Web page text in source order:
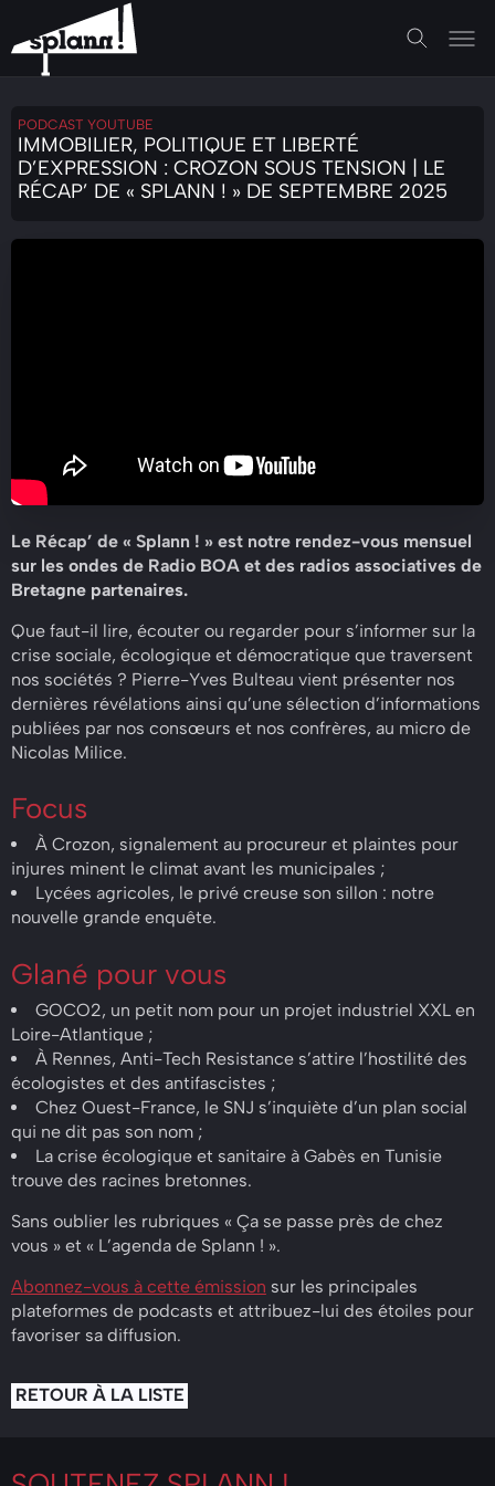
PODCAST YOUTUBE
IMMOBILIER, POLITIQUE ET LIBERTÉ
D’EXPRESSION : CROZON SOUS TENSION | LE
RÉCAP’ DE « SPLANN ! » DE SEPTEMBRE 2025
Le Récap’ de « Splann ! » est notre rendez-vous mensuel
sur les ondes de Radio BOA et des radios associatives de
Bretagne partenaires.
Que faut-il lire, écouter ou regarder pour s’informer sur la
crise sociale, écologique et démocratique que traversent
nos sociétés ? Pierre-Yves Bulteau vient présenter nos
dernières révélations ainsi qu’une sélection d’informations
publiées par nos consœurs et nos confrères, au micro de
Nicolas Milice.
Focus
À Crozon, signalement au procureur et plaintes pour
injures minent le climat avant les municipales ;
Lycées agricoles, le privé creuse son sillon : notre
nouvelle grande enquête.
Glané pour vous
GOCO2, un petit nom pour un projet industriel XXL en
Loire-Atlantique ;
À Rennes, Anti-Tech Resistance s’attire l’hostilité des
écologistes et des antifascistes ;
Chez Ouest-France, le SNJ s’inquiète d’un plan social
qui ne dit pas son nom ;
La crise écologique et sanitaire à Gabès en Tunisie
trouve des racines bretonnes.
Sans oublier les rubriques « Ça se passe près de chez
vous » et « L’agenda de Splann ! ».
Abonnez-vous à cette émission sur les principales
plateformes de podcasts et attribuez-lui des étoiles pour
favoriser sa diffusion.
RETOUR À LA LISTE